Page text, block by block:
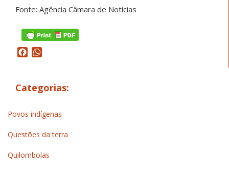
Fonte: Agência Câmara de Notícias
Facebook
Categorias:
Povos indígenas
Questões da terra
Quilombolas